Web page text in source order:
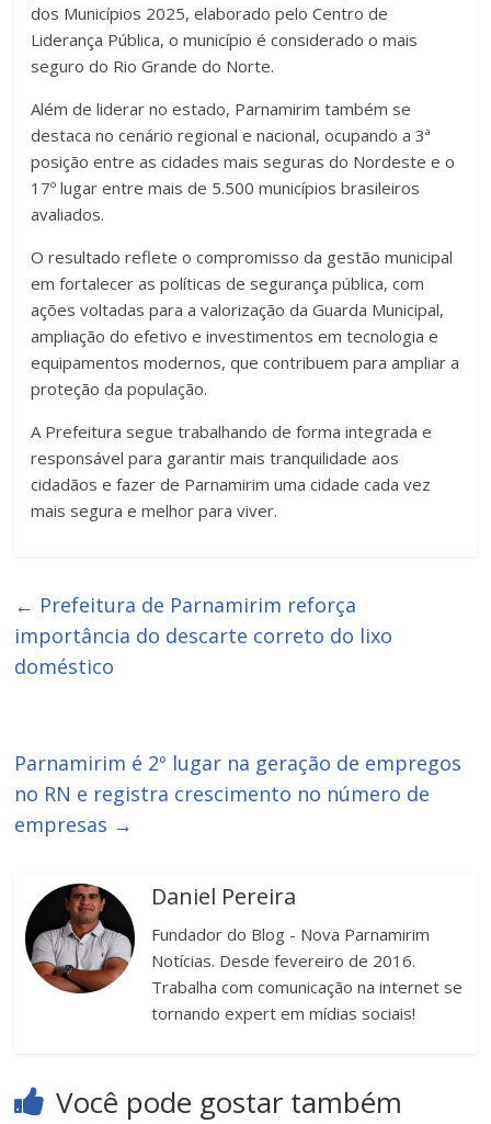
dos Municípios 2025, elaborado pelo Centro de
Liderança Pública, o município é considerado o mais
seguro do Rio Grande do Norte.
Além de liderar no estado, Parnamirim também se
destaca no cenário regional e nacional, ocupando a 3ª
posição entre as cidades mais seguras do Nordeste e o
17º lugar entre mais de 5.500 municípios brasileiros
avaliados.
O resultado reflete o compromisso da gestão municipal
em fortalecer as políticas de segurança pública, com
ações voltadas para a valorização da Guarda Municipal,
ampliação do efetivo e investimentos em tecnologia e
equipamentos modernos, que contribuem para ampliar a
proteção da população.
A Prefeitura segue trabalhando de forma integrada e
responsável para garantir mais tranquilidade aos
cidadãos e fazer de Parnamirim uma cidade cada vez
mais segura e melhor para viver.
← Prefeitura de Parnamirim reforça
importância do descarte correto do lixo
doméstico
Parnamirim é 2º lugar na geração de empregos
no RN e registra crescimento no número de
empresas →
Daniel Pereira
Fundador do Blog - Nova Parnamirim
Notícias. Desde fevereiro de 2016.
Trabalha com comunicação na internet se
tornando expert em mídias sociais!
Você pode gostar também